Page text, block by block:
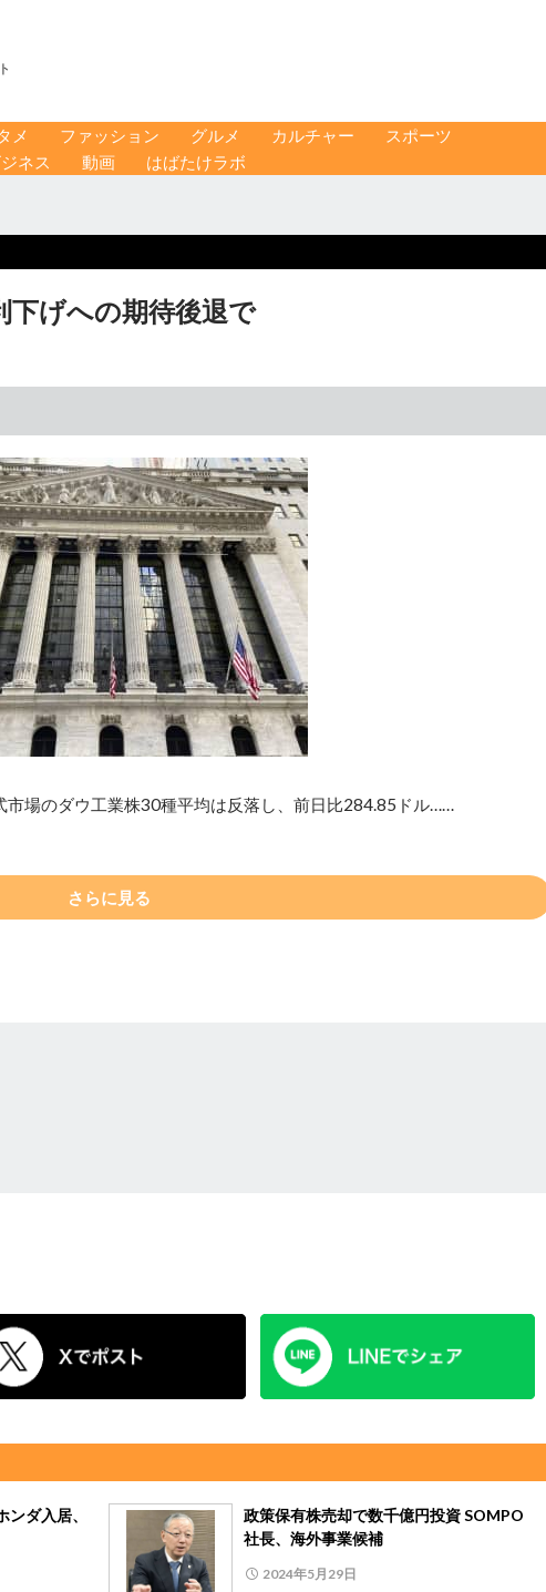
メ ファッション グルメ カルチャー
スポーツ
ネス 動画 はばたけラボ
下げへの期待後退で
市場のダウ工業株30種平均は反落し、前日比284.85ドル……
さらに見る
ダ入居、
政策保有株売却で数千億円投資 SOMPO
社長、海外事業候補
2024年5月29日